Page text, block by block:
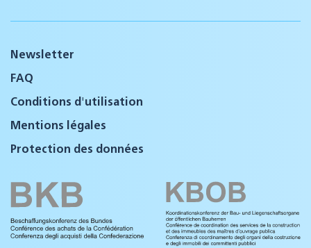
Newsletter
FAQ
Conditions d'utilisation
Mentions légales
Protection des données